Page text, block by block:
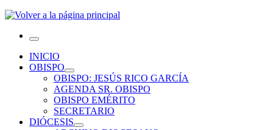
Menú
INICIO
OBISPO
OBISPO: JESÚS RICO GARCÍA
AGENDA SR. OBISPO
OBISPO EMÉRITO
SECRETARIO
DIÓCESIS